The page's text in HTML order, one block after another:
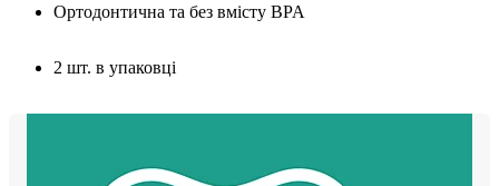
Ортодонтична та без вмісту BPA
2 шт. в упаковці